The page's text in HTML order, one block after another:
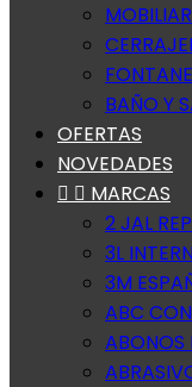
BAÑO Y
OFERTAS
NOVEDADES
  MARCAS
2 JAL
3L
3M
ABC
ABONOS